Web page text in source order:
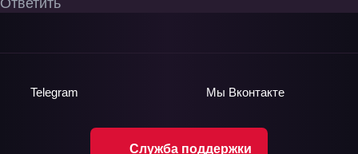
Ответить
Служба поддержки
Telegram Мы Вконтакте